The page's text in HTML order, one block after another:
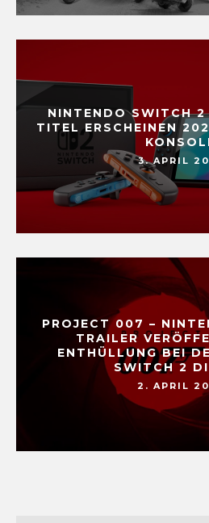
NINTENDO SWITCH 2
TITEL ERSCHEINEN
3. APRIL
PROJECT 007 –
TRAILER
ENTHÜLLUNG BEI
SWITCH 2
2. APRIL